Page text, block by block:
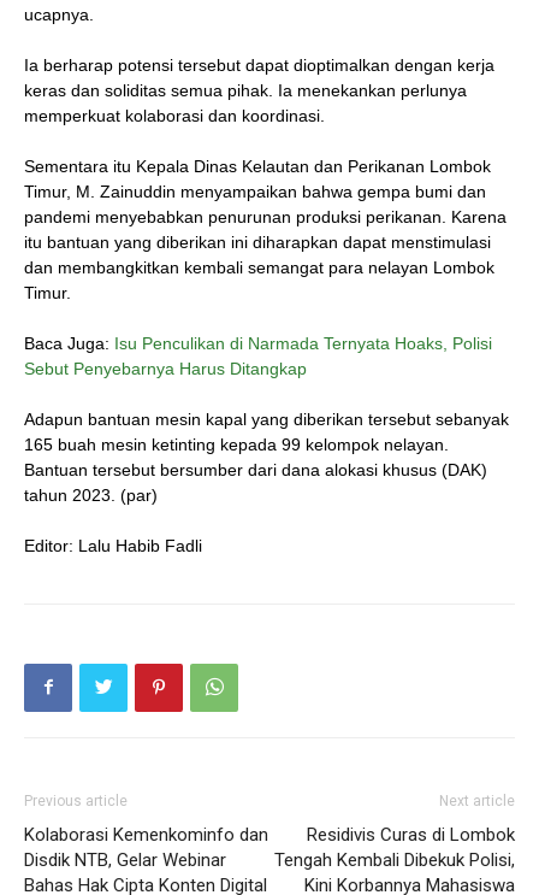
ucapnya.
Ia berharap potensi tersebut dapat dioptimalkan dengan kerja
keras dan soliditas semua pihak. Ia menekankan perlunya
memperkuat kolaborasi dan koordinasi.
Sementara itu Kepala Dinas Kelautan dan Perikanan Lombok
Timur, M. Zainuddin menyampaikan bahwa gempa bumi dan
pandemi menyebabkan penurunan produksi perikanan. Karena
itu bantuan yang diberikan ini diharapkan dapat menstimulasi
dan membangkitkan kembali semangat para nelayan Lombok
Timur.
Baca Juga: Isu Penculikan di Narmada Ternyata Hoaks, Polisi
Sebut Penyebarnya Harus Ditangkap
Adapun bantuan mesin kapal yang diberikan tersebut sebanyak
165 buah mesin ketinting kepada 99 kelompok nelayan.
Bantuan tersebut bersumber dari dana alokasi khusus (DAK)
tahun 2023. (par)
Editor: Lalu Habib Fadli
Previous article
Kolaborasi Kemenkominfo dan
Disdik NTB, Gelar Webinar
Bahas Hak Cipta Konten Digital
Next article
Residivis Curas di Lombok
Tengah Kembali Dibekuk Polisi,
Kini Korbannya Mahasiswa